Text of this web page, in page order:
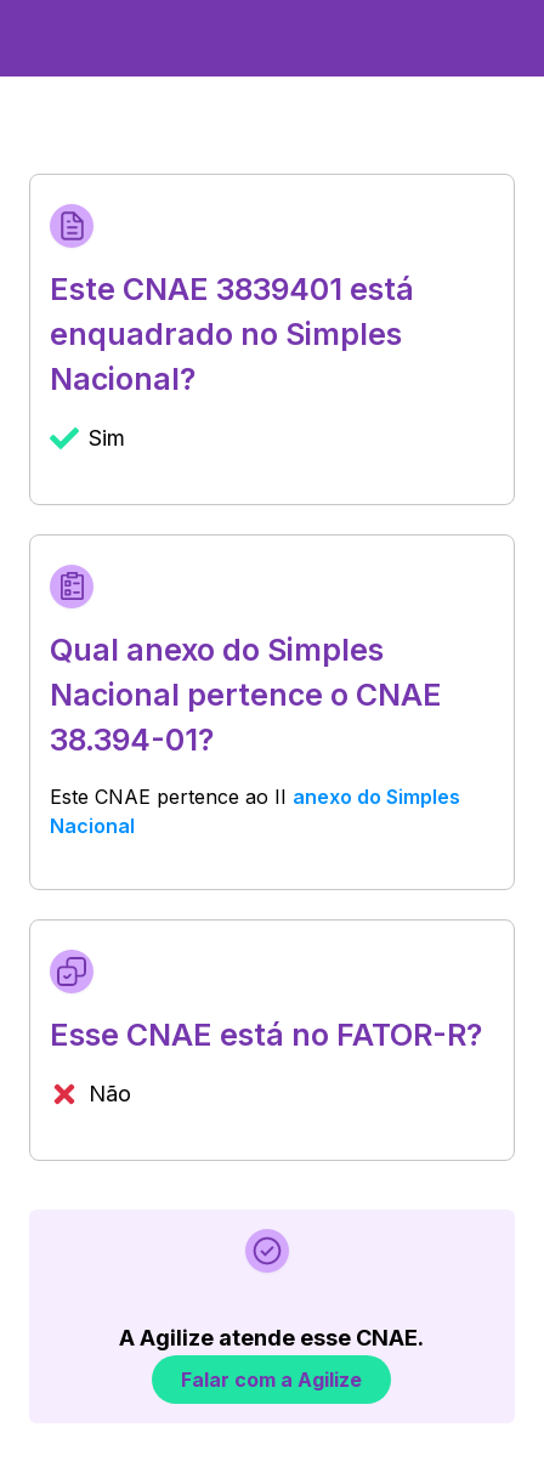
Este CNAE 3839401 está
enquadrado no Simples
Nacional?
Sim
Qual anexo do Simples
Nacional pertence o CNAE
38.394-01?
Este CNAE pertence ao II anexo do Simples
Nacional
Esse CNAE está no FATOR-R?
Não
A Agilize atende esse CNAE.
Falar com a Agilize